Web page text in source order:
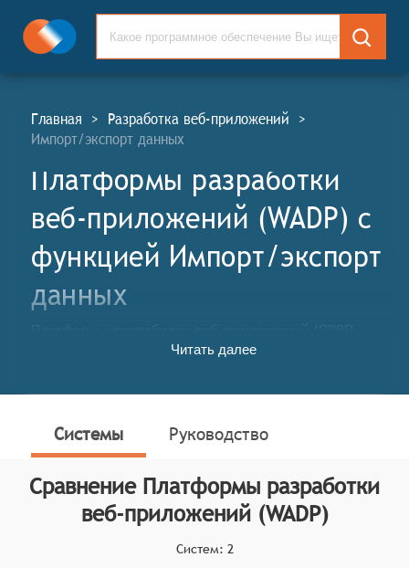
Главная > Разработка веб-приложений >
Импорт/экспорт данных
Платформы разработки
веб-приложений (WADP) c
функцией Импорт/экспорт
данных
Платформы разработки веб-приложений (ПРВП,
англ. Web Application Development Platforms, WADP)
прикладные веб-приложения, системы и
браузерах.
определяет конкретные функциональные критерии
для систем. Для того, чтобы быть представленными
системы должны иметь следующие функциональные
Читать далее
Системы Руководство
Сравнение Платформы разработки
веб-приложений (WADP)
Систем: 2